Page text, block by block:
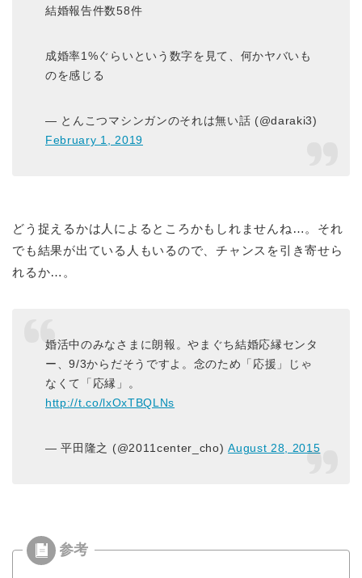
結婚報告件数58件
成婚率1%ぐらいという数字を見て、何かヤバいも
のを感じる
— とんこつマシンガンのそれは無い話 (@daraki3)
February 1, 2019
どう捉えるかは人によるところかもしれませんね…。それ
でも結果が出ている人もいるので、チャンスを引き寄せら
れるか…。
婚活中のみなさまに朗報。やまぐち結婚応縁センタ
ー、9/3からだそうですよ。念のため「応援」じゃ
なくて「応縁」。
http://t.co/lxOxTBQLNs
— 平田隆之 (@2011center_cho)August 28, 2015